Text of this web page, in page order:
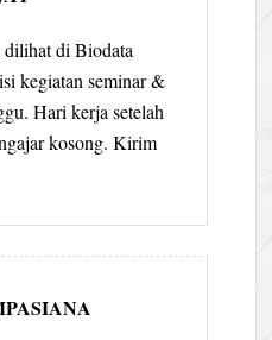
di Biodata
kegiatan seminar &
Hari kerja setelah
kosong. Kirim